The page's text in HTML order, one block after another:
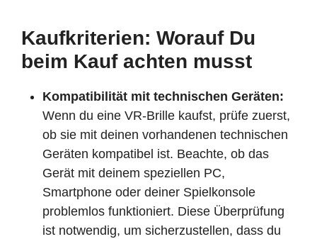
Kaufkriterien: Worauf Du
beim Kauf achten musst
Kompatibilität mit technischen Geräten:
Wenn du eine VR-Brille kaufst, prüfe zuerst,
ob sie mit deinen vorhandenen technischen
Geräten kompatibel ist. Beachte, ob das
Gerät mit deinem speziellen PC,
Smartphone oder deiner Spielkonsole
problemlos funktioniert. Diese Überprüfung
ist notwendig, um sicherzustellen, dass du